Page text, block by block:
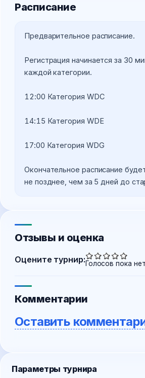
Расписание
Предварительное расписание.
Регистрация начинается за 30
каждой категории.
12:00 Категория WDC
14:15 Категория WDE
17:00 Категория WDG
Окончательное расписание
не позднее, чем за 5 дней до
Отзывы и оценка
Оцените турнир:Голосов пока нет
Комментарии
Оставить
Параметры турнира